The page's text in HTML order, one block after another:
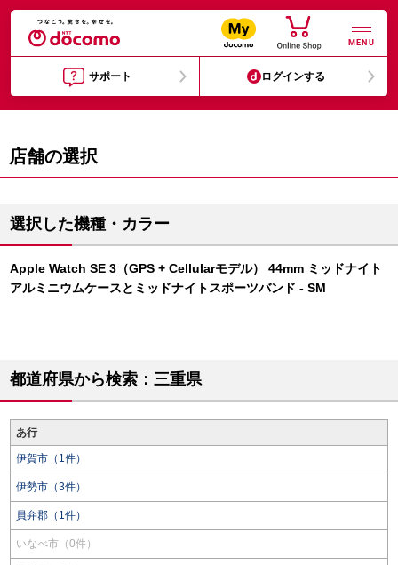
MENU
サポート ログインする
店舗の選択
選択した機種・カラー
Apple Watch SE 3（GPS + Cellularモデル） 44mm ミッドナイト
アルミニウムケースとミッドナイトスポーツバンド - SM
都道府県から検索：三重県
あ行
伊賀市（1件）
伊勢市（3件）
員弁郡（1件）
いなべ市（0件）